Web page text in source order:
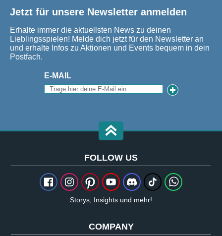
Jetzt für unsere Newsletter anmelden
Erhalte immer die aktuellsten News zu deinen
Lieblingsspielen! Melde dich jetzt für den Newsletter an
und erhalte Infos zu Aktionen und Events bequem in dein
Postfach.
E-MAIL
FOLLOW US
Storys, Insights und mehr!
COMPANY